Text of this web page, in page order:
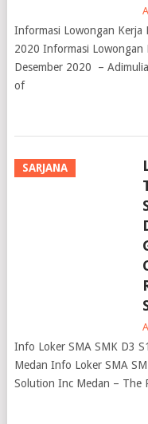
Informasi Lowongan Kerja
2020 Informasi Lowongan
Desember 2020 –
of
Info Loker SMA SMK D3
Medan Info Loker SMA
Solution Inc Medan – The